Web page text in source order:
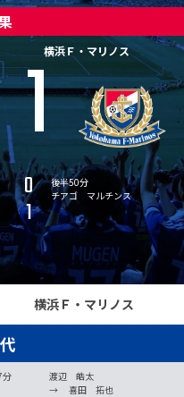
横浜Ｆ・マリノス
1
0
1
後半50分
チアゴ マルチンス
横浜Ｆ・マリノス
分
渡辺 皓太
→
喜田 拓也